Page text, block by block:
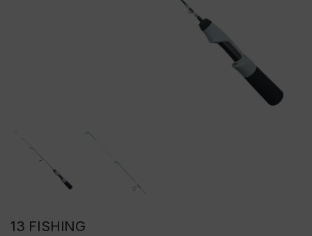
13 FISHING